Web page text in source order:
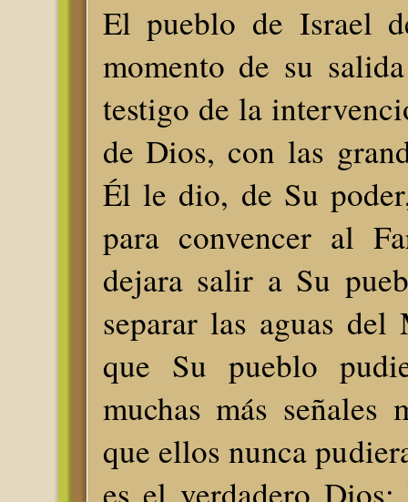
El pueblo de Israel
momento de su
testigo de la
de Dios, con las
Él le dio, de Su
para convencer al
dejara salir a Su
separar las aguas
que Su pueblo
muchas más señales
que ellos nunca
es el verdadero